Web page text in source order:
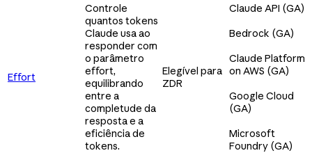
Effort
Controle
quantos tokens
Claude usa ao
responder com
o parâmetro
effort,
equilibrando
entre a
completude da
resposta e a
eficiência de
tokens.
Elegível para
ZDR
Claude API (GA)
Bedrock (GA)
Claude Platform
on AWS (GA)
Google Cloud
(GA)
Microsoft
Foundry (GA)